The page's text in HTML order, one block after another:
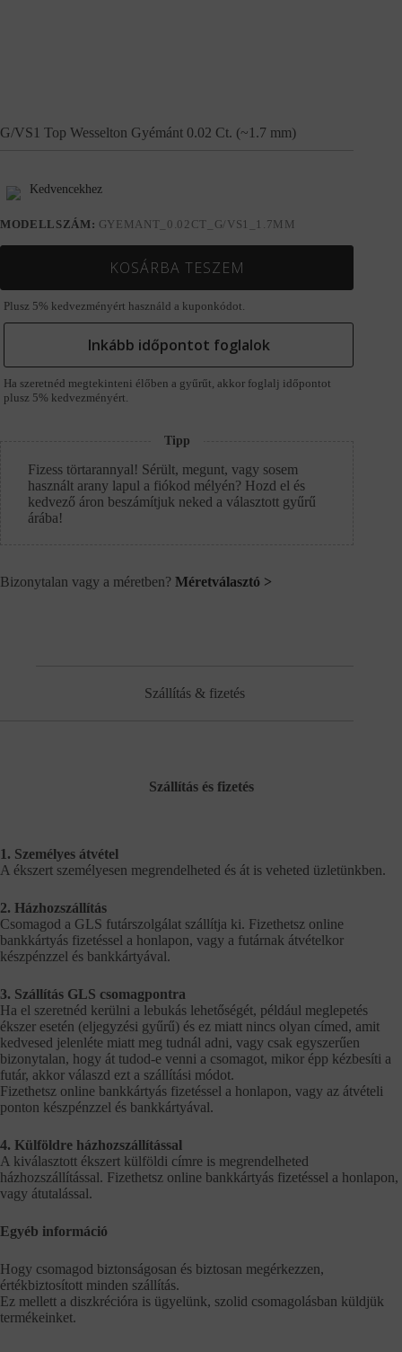
G/VS1 Top Wesselton Gyémánt 0.02 Ct. (~1.7 mm)
MODELLSZÁM: GYEMANT_0.02CT_G/VS1_1.7MM
Kedvencekhez
KOSÁRBA TESZEM
Plusz 5% kedvezményért használd a kuponkódot.
Inkább időpontot foglalok
Ha szeretnéd megtekinteni élőben a gyűrűt, akkor foglalj időpontot
plusz 5% kedvezményért.
Tipp
Fizess törtarannyal! Sérült, megunt, vagy sosem
használt arany lapul a fiókod mélyén? Hozd el és
kedvező áron beszámítjuk neked a választott gyűrű
árába!
Bizonytalan vagy a méretben? Méretválasztó >
Szállítás & fizetés
Szállítás és fizetés
1. Személyes átvétel
A ékszert személyesen megrendelheted és át is veheted üzletünkben.
2. Házhozszállítás
Csomagod a GLS futárszolgálat szállítja ki. Fizethetsz online
bankkártyás fizetéssel a honlapon, vagy a futárnak átvételkor
készpénzzel és bankkártyával.
3. Szállítás GLS csomagpontra
Ha el szeretnéd kerülni a lebukás lehetőségét, például meglepetés
ékszer esetén (eljegyzési gyűrű) és ez miatt nincs olyan címed, amit
kedvesed jelenléte miatt meg tudnál adni, vagy csak egyszerűen
bizonytalan, hogy át tudod-e venni a csomagot, mikor épp kézbesíti a
futár, akkor válaszd ezt a szállítási módot.
Fizethetsz online bankkártyás fizetéssel a honlapon, vagy az átvételi
ponton készpénzzel és bankkártyával.
4. Külföldre házhozszállítással
A kiválasztott ékszert külföldi címre is megrendelheted
házhozszállítással. Fizethetsz online bankkártyás fizetéssel a honlapon,
vagy átutalással.
Egyéb információ
Hogy csomagod biztonságosan és biztosan megérkezzen,
értékbiztosított minden szállítás.
Ez mellett a diszkrécióra is ügyelünk, szolid csomagolásban küldjük
termékeinket.